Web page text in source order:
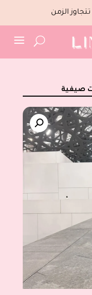
الزمن
a U
صيفية